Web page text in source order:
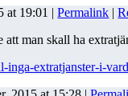
at 19:01 |Permalink |
man skall ha
inga-extratjanster-i-